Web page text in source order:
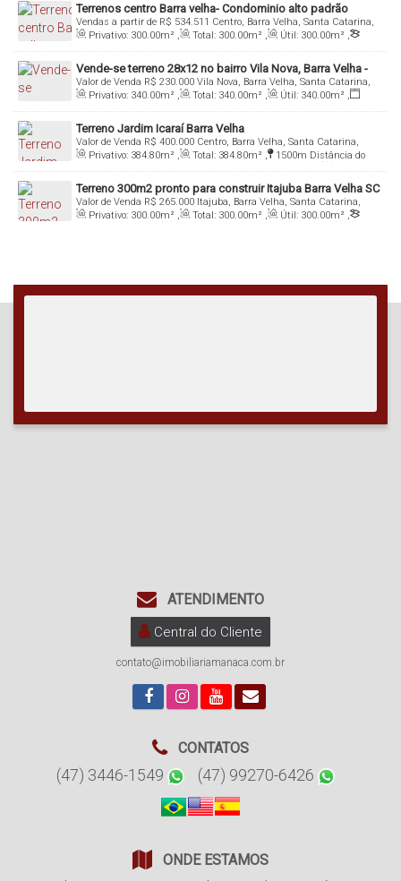
Terrenos centro Barra velha- Condominio alto padrão
fechado - perto da praia- Barra Velha SC
R$ 534.511
Vendas a partir de
Centro, Barra Velha, Santa Catarina,
BrasilPrivativo: 300.00m² , Total: 300.00m² , Útil: 300.00m² ,
Terreno: 300.00m²
Vende-se terreno 28x12 no bairro Vila Nova, Barra Velha -
SC
R$ 230.000
Valor de Venda
Vila Nova, Barra Velha, Santa Catarina,
BrasilPrivativo: 340.00m² , Total: 340.00m² , Útil: 340.00m² ,
Fundos: 28.00m , Frente: 12.00m
Terreno Jardim Icaraí Barra Velha
R$ 400.000
Valor de Venda
Centro, Barra Velha, Santa Catarina,
BrasilPrivativo: 384.80m² , Total: 384.80m² , 1500m Distância do
Mar , Útil: 384.80~ 384.88m² , Terreno: 384.80m² ,
Fundos:
15
Frente: .30 Lado Direito: 25 .10 ,
Lado
Esquerdo: 25.10m
Terreno 300m2 pronto para construir Itajuba Barra Velha SC
R$ 265.000
Valor de Venda
Itajuba, Barra Velha, Santa Catarina,
BrasilPrivativo: 300.00m² , Total: 300.00m² , Útil: 300.00m² ,
ATENDIMENTO
Central do Cliente
contato@imobiliariamanaca.com.br
CONTATOS
(47) 3446-1549 (47) 99270-6426
ONDE ESTAMOS